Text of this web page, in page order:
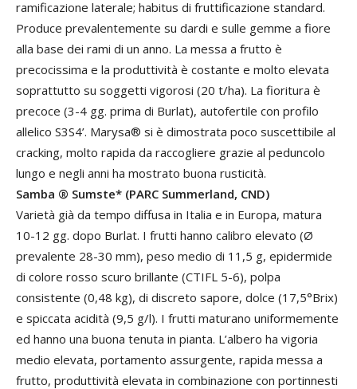
ramificazione laterale; habitus di fruttificazione standard.
Produce prevalentemente su dardi e sulle gemme a fiore
alla base dei rami di un anno. La messa a frutto è
precocissima e la produttività è costante e molto elevata
soprattutto su soggetti vigorosi (20 t/ha). La fioritura è
precoce (3-4 gg. prima di Burlat), autofertile con profilo
allelico S3S4’. Marysa® si è dimostrata poco suscettibile al
cracking, molto rapida da raccogliere grazie al peduncolo
lungo e negli anni ha mostrato buona rusticità.
Samba ® Sumste* (PARC Summerland, CND)
Varietà già da tempo diffusa in Italia e in Europa, matura
10-12 gg. dopo Burlat. I frutti hanno calibro elevato (Ø
prevalente 28-30 mm), peso medio di 11,5 g, epidermide
di colore rosso scuro brillante (CTIFL 5-6), polpa
consistente (0,48 kg), di discreto sapore, dolce (17,5°Brix)
e spiccata acidità (9,5 g/l). I frutti maturano uniformemente
ed hanno una buona tenuta in pianta. L’albero ha vigoria
medio elevata, portamento assurgente, rapida messa a
frutto, produttività elevata in combinazione con portinnesti